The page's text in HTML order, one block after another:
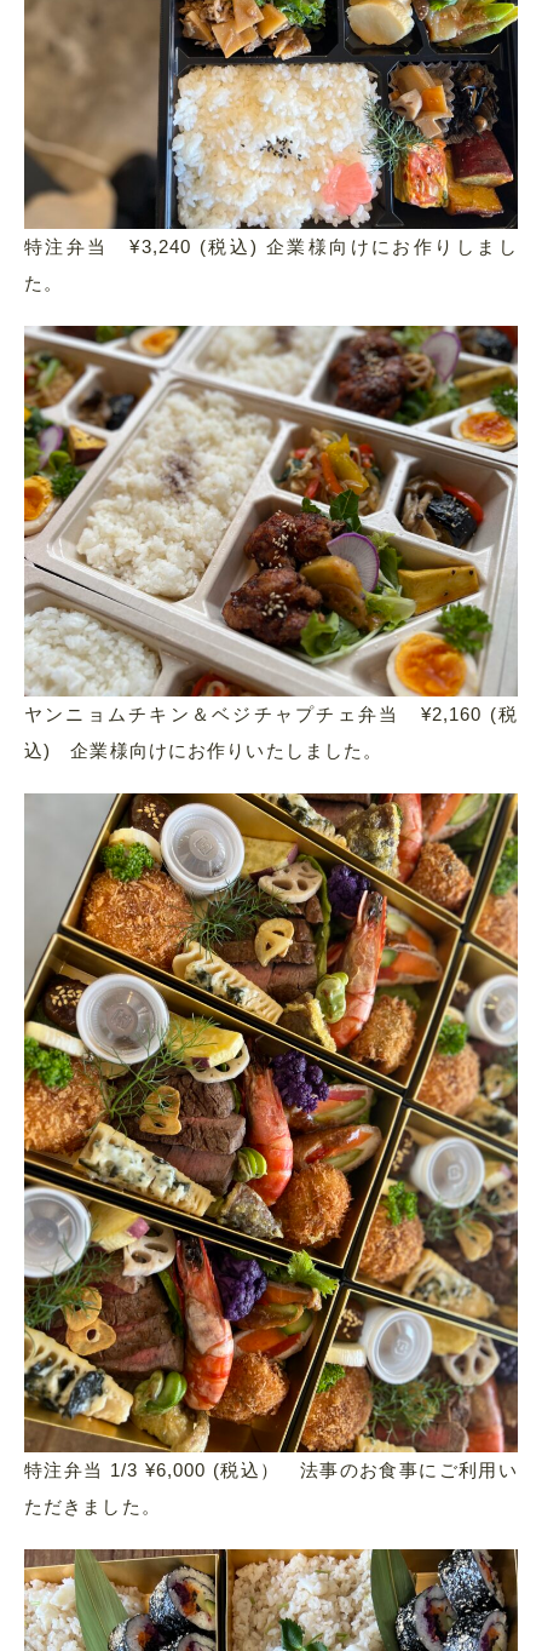
特注弁当 ¥3,240 (税込) 企業様向けにお作りしまし
た。
ヤンニョムチキン＆ベジチャプチェ弁当 ¥2,160 (税
込) 企業様向けにお作りいたしました。
特注弁当 1/3 ¥6,000 (税込） 法事のお食事にご利用い
ただきました。